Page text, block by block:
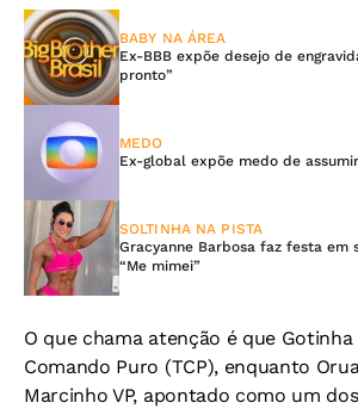
BABY NA ÁREA
Ex-BBB expõe desejo de
pronto”
MEDO
Ex-global expõe medo de
SOLTINHA NA PISTA
Gracyanne Barbosa faz festa em
“Me mimei”
O que chama atenção é que Gotinha
Comando Puro (TCP), enquanto
Marcinho VP, apontado como um